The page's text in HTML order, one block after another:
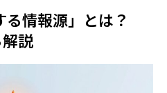
情報源」とは？
説